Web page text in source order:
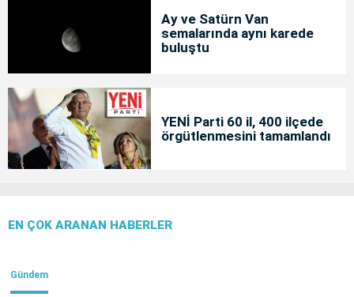
Ay ve Satürn Van
semalarında aynı karede
buluştu
YENİ Parti 60 il, 400 ilçede
örgütlenmesini tamamlandı
EN ÇOK ARANAN HABERLER
Gündem